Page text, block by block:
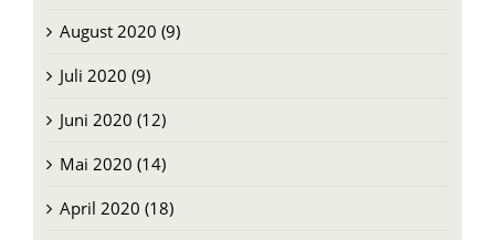
August 2020 (9)
Juli 2020 (9)
Juni 2020 (12)
Mai 2020 (14)
April 2020 (18)